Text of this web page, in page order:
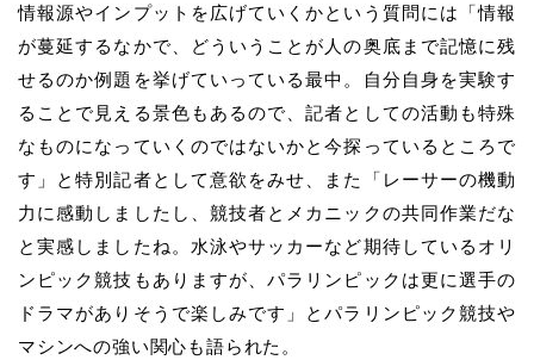
情報源やインプットを広げていくかという質問には「情報
が蔓延するなかで、どういうことが人の奥底まで記憶に残
せるのか例題を挙げていっている最中。自分自身を実験す
ることで見える景色もあるので、記者としての活動も特殊
なものになっていくのではないかと今探っているところで
す」と特別記者として意欲をみせ、また「レーサーの機動
力に感動しましたし、競技者とメカニックの共同作業だな
と実感しましたね。水泳やサッカーなど期待しているオリ
ンピック競技もありますが、パラリンピックは更に選手の
ドラマがありそうで楽しみです」とパラリンピック競技や
マシンへの強い関心も語られた。